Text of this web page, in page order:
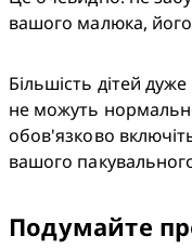
вашого малюка,
Більшість дітей
не можуть
обов'язково
вашого
Подумайте